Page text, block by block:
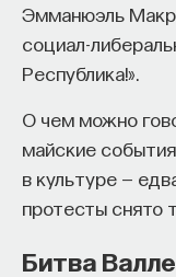
Эмманюэль
социал-
Республика!».
О чем можно
майские
в культуре —
протесты снято
Битва